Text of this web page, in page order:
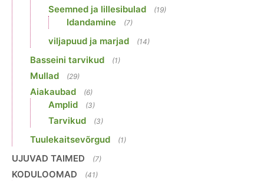
Seemned ja lillesibulad (19)
Idandamine (7)
viljapuud ja marjad (14)
Basseini tarvikud (1)
Mullad (29)
Aiakaubad (6)
Amplid (3)
Tarvikud (3)
Tuulekaitsevõrgud (1)
UJUVAD TAIMED (7)
KODULOOMAD (41)